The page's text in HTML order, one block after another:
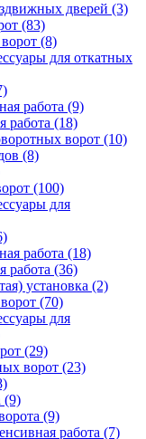
дверей (3)
(83)
(8)
для откатных
работа (9)
работа (18)
ворот (10)
(8)
(100)
для
работа (18)
работа (36)
установка (2)
(70)
для
(29)
ворот (23)
(9)
(9)
работа (7)